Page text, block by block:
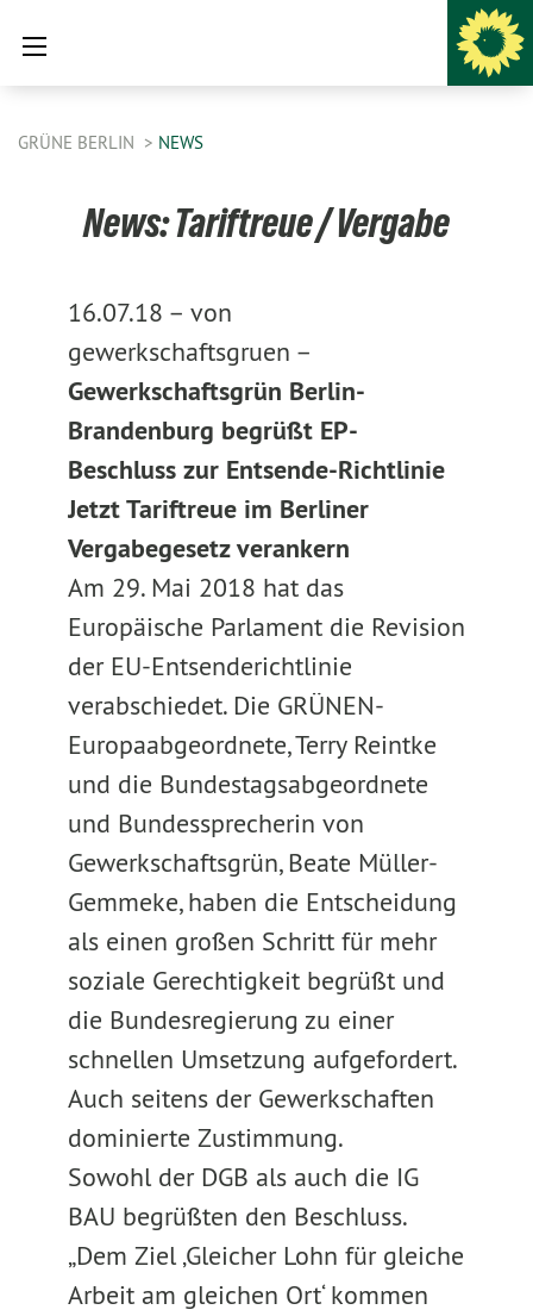
GRÜNE BERLIN NEWS
News: Tariftreue / Vergabe
16.07.18 – von
gewerkschaftsgruen –
Gewerkschaftsgrün Berlin-
Brandenburg begrüßt EP-
Beschluss zur Entsende-Richtlinie
Jetzt Tariftreue im Berliner
Vergabegesetz verankern
Am 29. Mai 2018 hat das
Europäische Parlament die Revision
der EU-Entsenderichtlinie
verabschiedet. Die GRÜNEN-
Europaabgeordnete, Terry Reintke
und die Bundestagsabgeordnete
und Bundessprecherin von
Gewerkschaftsgrün, Beate Müller-
Gemmeke, haben die Entscheidung
als einen großen Schritt für mehr
soziale Gerechtigkeit begrüßt und
die Bundesregierung zu einer
schnellen Umsetzung aufgefordert.
Auch seitens der Gewerkschaften
dominierte Zustimmung.
Sowohl der DGB als auch die IG
BAU begrüßten den Beschluss.
„Dem Ziel ‚Gleicher Lohn für gleiche
Arbeit am gleichen Ort‘ kommen